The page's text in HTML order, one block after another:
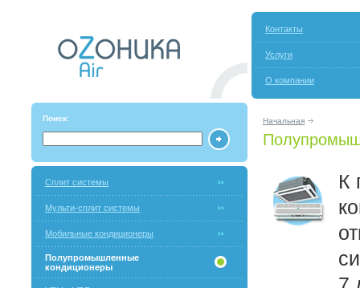
Контакты
Услуги
О компании
Поиск: Начальная
Сплит системы
Мульти-сплит системы
Мобильные кондиционеры
Полупромышленные
кондиционеры
К